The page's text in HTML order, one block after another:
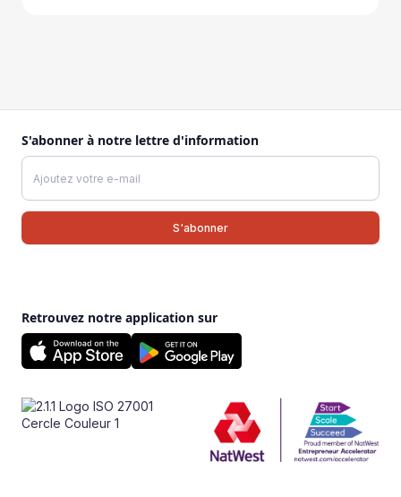
S'abonner à notre lettre d'information
Retrouvez notre application sur